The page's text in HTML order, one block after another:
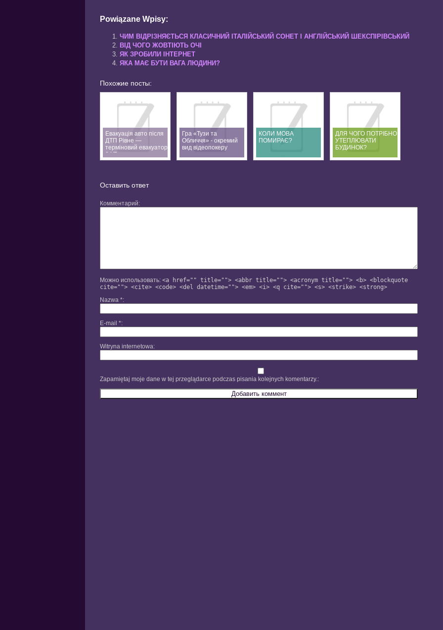
Powiązane Wpisy:
ЧИМ ВІДРІЗНЯЄТЬСЯ КЛАСИЧНИЙ ІТАЛІЙСЬКИЙ СОНЕТ І АНГЛІЙСЬКИЙ ШЕКСПІРІВСЬКИЙ
ВІД ЧОГО ЖОВТІЮТЬ ОЧІ
ЯК ЗРОБИЛИ ІНТЕРНЕТ
ЯКА МАЄ БУТИ ВАГА ЛЮДИНИ?
Похожие посты:
Евакуація авто після
ДТП Рівне —
терміновий евакуатор
24/7
Гра «Тузи та
Обличчя» - окремий
вид відеопокеру
КОЛИ МОВА
ПОМИРАЄ?
ДЛЯ ЧОГО ПОТРІБНО
УТЕПЛЮВАТИ
БУДИНОК?
Оставить ответ
Комментарий
Можно использовать: <a href="" title=""> <abbr title=""> <acronym title=""> <b> <blockquote
cite=""> <cite> <code> <del datetime=""> <em> <i> <q cite=""> <s> <strike> <strong>
Nazwa *
E-mail *
Witryna internetowa
Zapamiętaj moje dane w tej przeglądarce podczas pisania kolejnych komentarzy.